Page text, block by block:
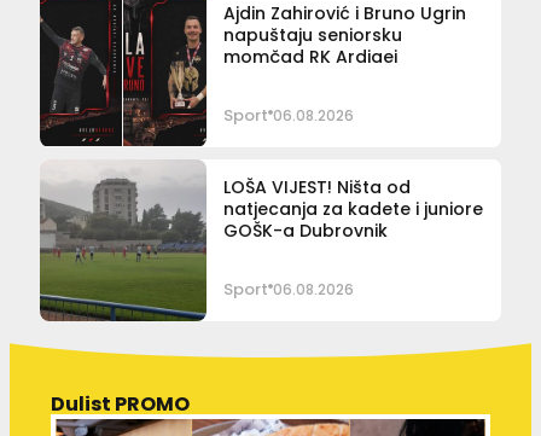
Ajdin Zahirović i Bruno Ugrin
napuštaju seniorsku
momčad RK Ardiaei
Sport 06.08.2026
LOŠA VIJEST! Ništa od
natjecanja za kadete i juniore
GOŠK-a Dubrovnik
Sport 06.08.2026
Dulist PROMO